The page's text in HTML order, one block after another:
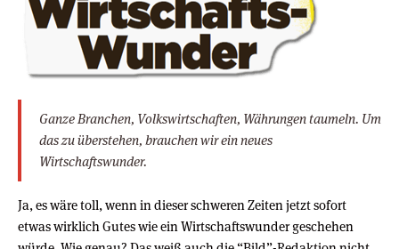
Ganze Branchen, Volkswirtschaften, Währungen taumeln. Um
das zu überstehen, brauchen wir ein neues
Wirtschaftswunder.
Ja, es wäre toll, wenn in dieser schweren Zeiten jetzt sofort
etwas wirklich Gutes wie ein Wirtschaftswunder geschehen